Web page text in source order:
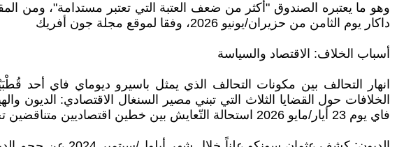
وهو ما يعتبره الصندوق "أكثر من ضعف العتبة التي تعتبر مستدامة"، ومن
داكار يوم الثامن من حزيران/يونيو 2026، وفقا لموقع مجلة جون أفريك
أسباب الخلاف: الاقتصاد والسياسة
الخلافات حول القضايا الثلاث التي تبني مصير السنغال الاقتصادي:
فاي يوم 23 أيار/مايو 2026 استحالة التّعايش بين خطين اقتصاديين متناقضين تحت نفس السقف.